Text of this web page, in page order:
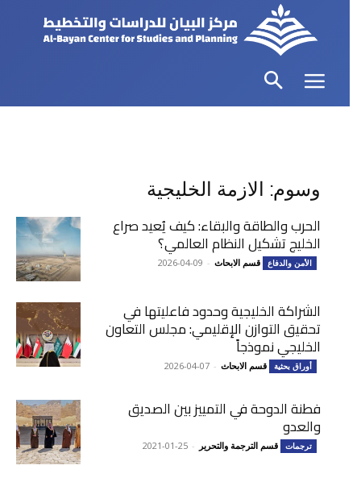
وسوم: الازمة الخليجية
الحرب والطاقة والبقاء: كيف يُعيد صراع
الخليج تشكيل النظام العالمي؟
الأمن والدفاع قسم الابحاث -
2026-04-09
الشراكة الخليجية وحدود فاعليتها في
تحقيق التوازن الإقليمي: مجلس التعاون
الخليجي نموذجاً
أوراق بحثية قسم الابحاث -
2026-04-07
فطنة الدوحة في التمييز بين الصديق
والعدو
ترجمات قسم الترجمة والتحرير -
2021-01-25